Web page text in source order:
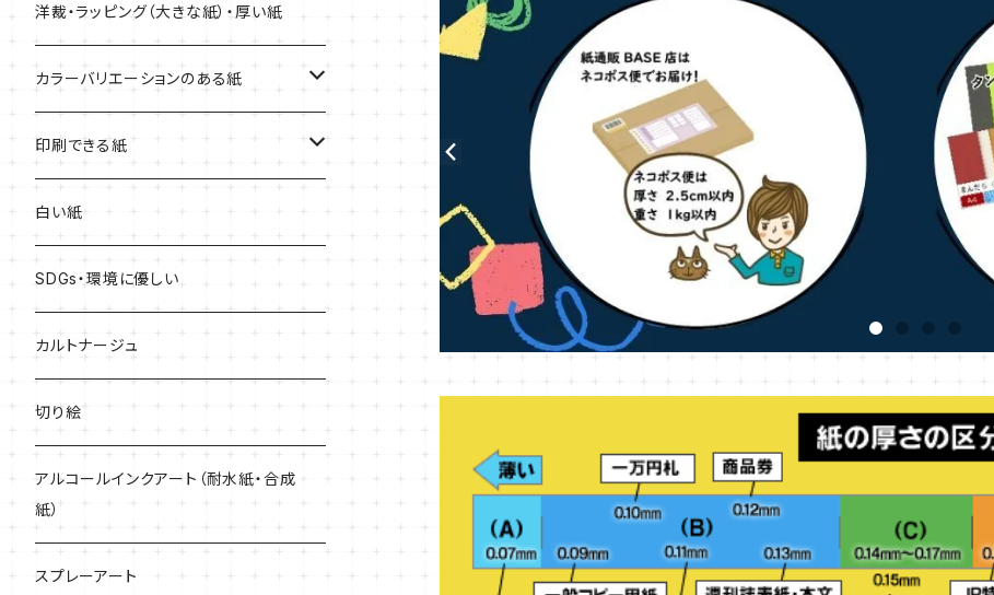
洋裁・ラッピング（大きな紙）・厚い紙
カラーバリエーションのある紙
赤系
青系
黄色系
緑系
紫系
黒・グレー系
キラキラ
印刷できる紙
レーザープリンター専用
インクジェットプリンター専用
どんなプリンターでも印刷できる
白い紙
SDGs・環境に優しい
カルトナージュ
切り絵
アルコールインクアート（耐水紙・合成
紙）
スプレーアート